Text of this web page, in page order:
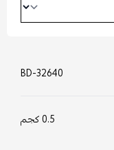
BD-32640
0.5 كجم